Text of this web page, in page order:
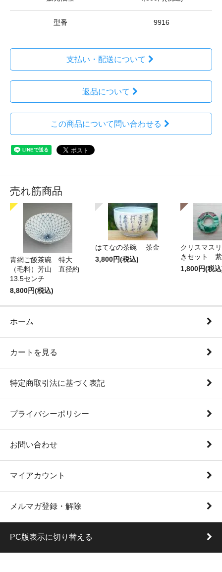
型番 9916
支払い・配送について
返品について
この商品について問い合わせる
売れ筋商品
青網ご飯茶碗 特大
（毛料）芳山 直径約
13.5センチ
8,800円(税込)
はてなの茶碗 茶金
3,800円(税込)
クリスマス
きセット
1,800円(税
ホーム
カートを見る
特定商取引法に基づく表記
プライバシーポリシー
お問い合わせ
マイアカウント
メルマガ登録・解除
PC版表示に切り替える